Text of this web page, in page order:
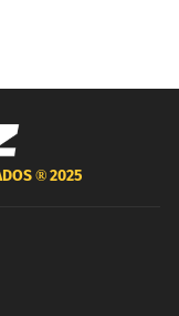
®2025